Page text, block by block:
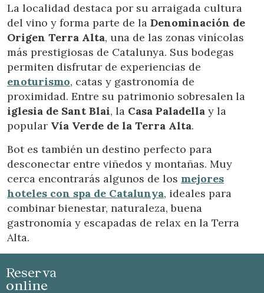
La localidad destaca por su arraigada cultura
del vino y forma parte de la Denominación de
Origen Terra Alta, una de las zonas vinícolas
más prestigiosas de Catalunya. Sus bodegas
permiten disfrutar de experiencias de
enoturismo, catas y gastronomía de
proximidad. Entre su patrimonio sobresalen la
iglesia de Sant Blai, la Casa Paladella y la
popular Vía Verde de la Terra Alta.
Bot es también un destino perfecto para
desconectar entre viñedos y montañas. Muy
cerca encontrarás algunos de los mejores
hoteles con spa de Catalunya, ideales para
combinar bienestar, naturaleza, buena
gastronomía y escapadas de relax en la Terra
Alta.
Reserva
online